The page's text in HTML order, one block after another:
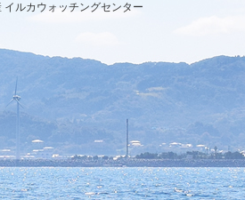
イルカウォッチングセンター